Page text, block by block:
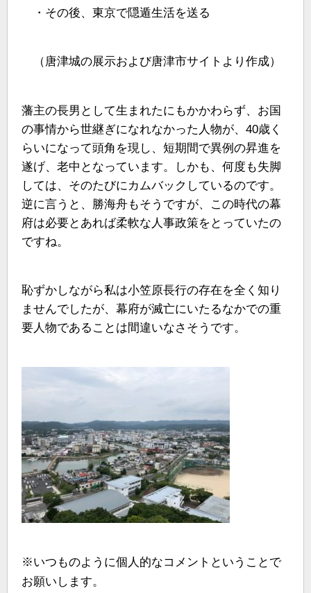
・その後、東京で隠遁生活を送る
（唐津城の展示および唐津市サイトより作成）
藩主の長男として生まれたにもかかわらず、お国
の事情から世継ぎになれなかった人物が、40歳く
らいになって頭角を現し、短期間で異例の昇進を
遂げ、老中となっています。しかも、何度も失脚
しては、そのたびにカムバックしているのです。
逆に言うと、勝海舟もそうですが、この時代の幕
府は必要とあれば柔軟な人事政策をとっていたの
ですね。
恥ずかしながら私は小笠原長行の存在を全く知り
ませんでしたが、幕府が滅亡にいたるなかでの重
要人物であることは間違いなさそうです。
※いつものように個人的なコメントということで
お願いします。